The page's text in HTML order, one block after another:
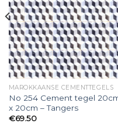
MAROKKAANSE CEMENTTEGELS
No 254 Cement tegel
x 20cm – Tangers
€69.50